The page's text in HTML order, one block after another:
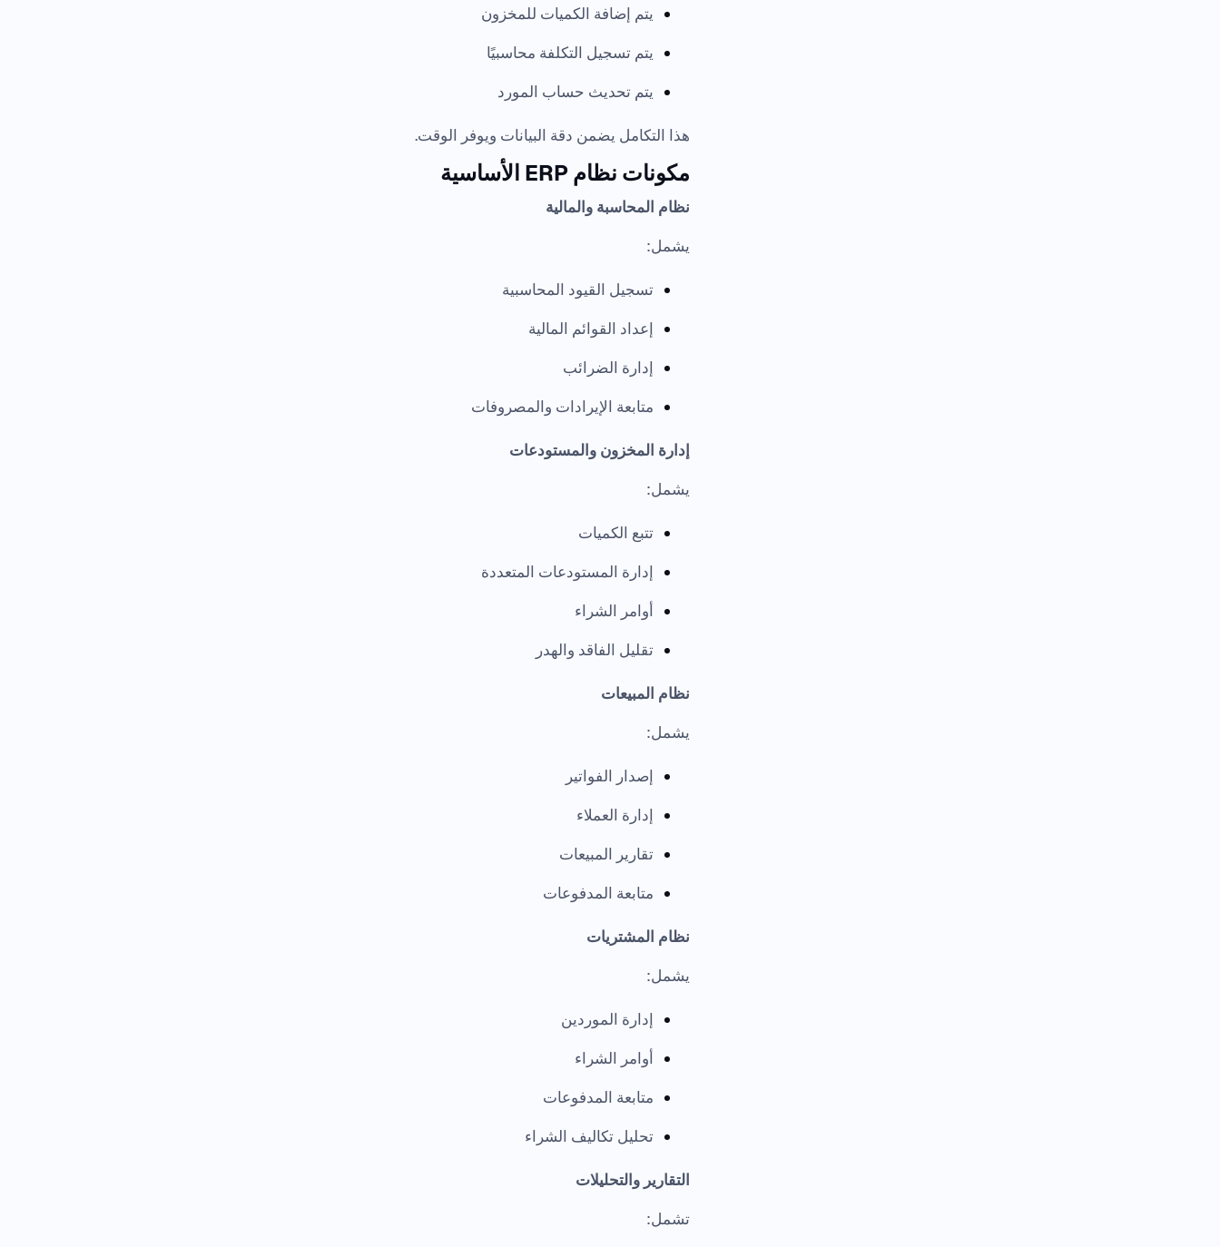
يتم إضافة الكميات للمخزون
يتم تسجيل التكلفة محاسبيًا
يتم تحديث حساب المورد
هذا التكامل يضمن دقة البيانات ويوفر الوقت.
مكونات نظام ERP الأساسية
نظام المحاسبة والمالية
يشمل:
تسجيل القيود المحاسبية
إعداد القوائم المالية
إدارة الضرائب
متابعة الإيرادات والمصروفات
إدارة المخزون والمستودعات
يشمل:
تتبع الكميات
إدارة المستودعات المتعددة
أوامر الشراء
تقليل الفاقد والهدر
نظام المبيعات
يشمل:
إصدار الفواتير
إدارة العملاء
تقارير المبيعات
متابعة المدفوعات
نظام المشتريات
يشمل:
إدارة الموردين
أوامر الشراء
متابعة المدفوعات
تحليل تكاليف الشراء
التقارير والتحليلات
تشمل: